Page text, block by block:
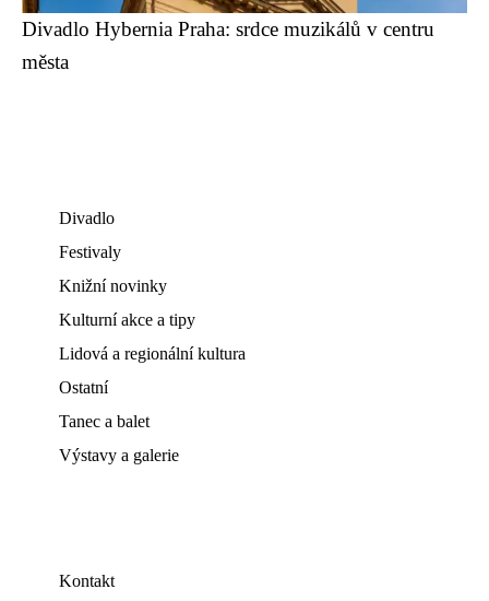
Divadlo Hybernia Praha: srdce muzikálů v centru
města
Divadlo
Festivaly
Knižní novinky
Kulturní akce a tipy
Lidová a regionální kultura
Ostatní
Tanec a balet
Výstavy a galerie
Kontakt